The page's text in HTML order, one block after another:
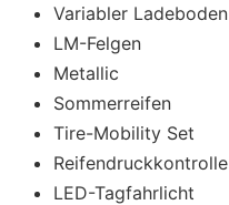
Variabler Ladeboden
LM-Felgen
Metallic
Sommerreifen
Tire-Mobility Set
Reifendruckkontrolle
LED-Tagfahrlicht